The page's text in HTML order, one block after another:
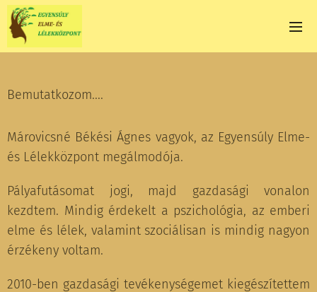
Bemutatkozom....
Márovicsné Békési Ágnes vagyok, az Egyensúly Elme-
és Lélekközpont megálmodója.
Pályafutásomat jogi, majd gazdasági vonalon
kezdtem. Mindig érdekelt a pszichológia, az emberi
elme és lélek, valamint szociálisan is mindig nagyon
érzékeny voltam.
2010-ben gazdasági tevékenységemet kiegészítettem